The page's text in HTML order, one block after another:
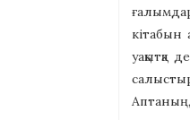
кітабын
уақытқа